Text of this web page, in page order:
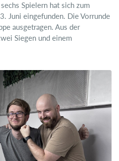
Spielern hat sich zum
Juni eingefunden. Die Vorrunde
ausgetragen. Aus der
Siegen und einem